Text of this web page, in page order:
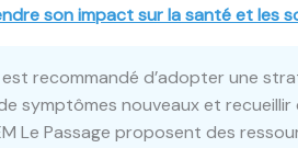
son impact sur la santé et les
recommandé d’adopter une
symptômes nouveaux et
Le Passage proposent des